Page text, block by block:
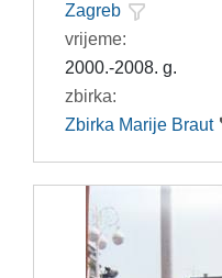
Zagreb
vrijeme:
2000.-2008. g.
zbirka:
Zbirka Marije Braut